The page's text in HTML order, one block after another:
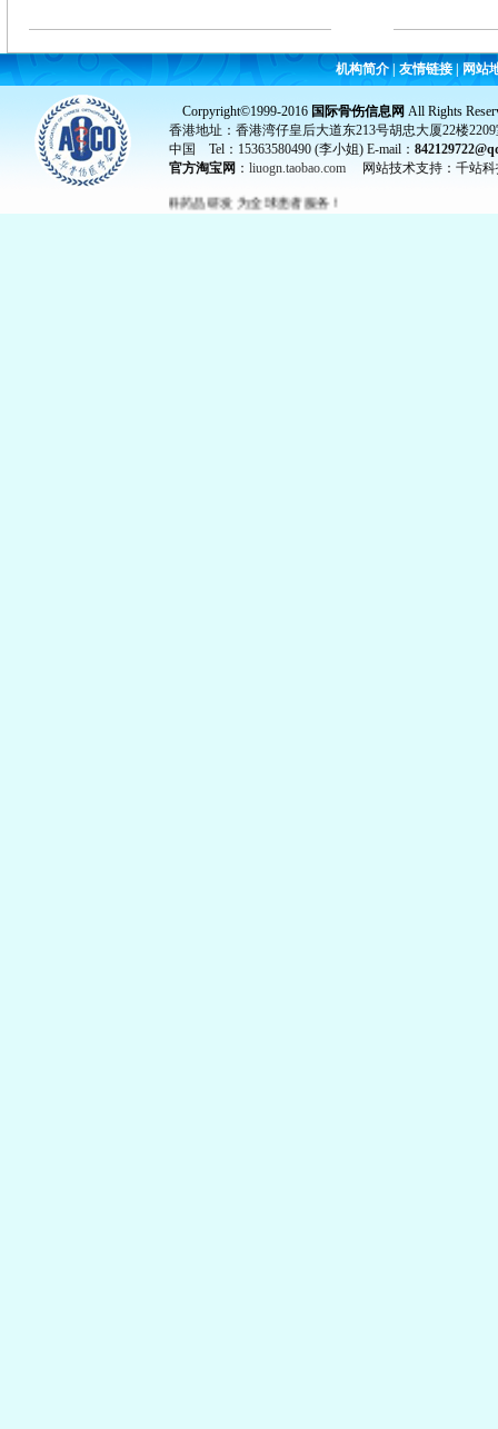
机构简介| 友情链接 |网站
Corpyright©1999-2016 国际骨伤信息网 All Rights
香港地址：香港湾仔皇后大道东213号胡忠大厦22楼
中国 Tel：15363580490 (李小姐) E-mail：
官方淘宝网 ： liuogn.taobao.com 网站技术支持：千站科
公司创办 我们致力于骨科药品研发 为全球患者服务！